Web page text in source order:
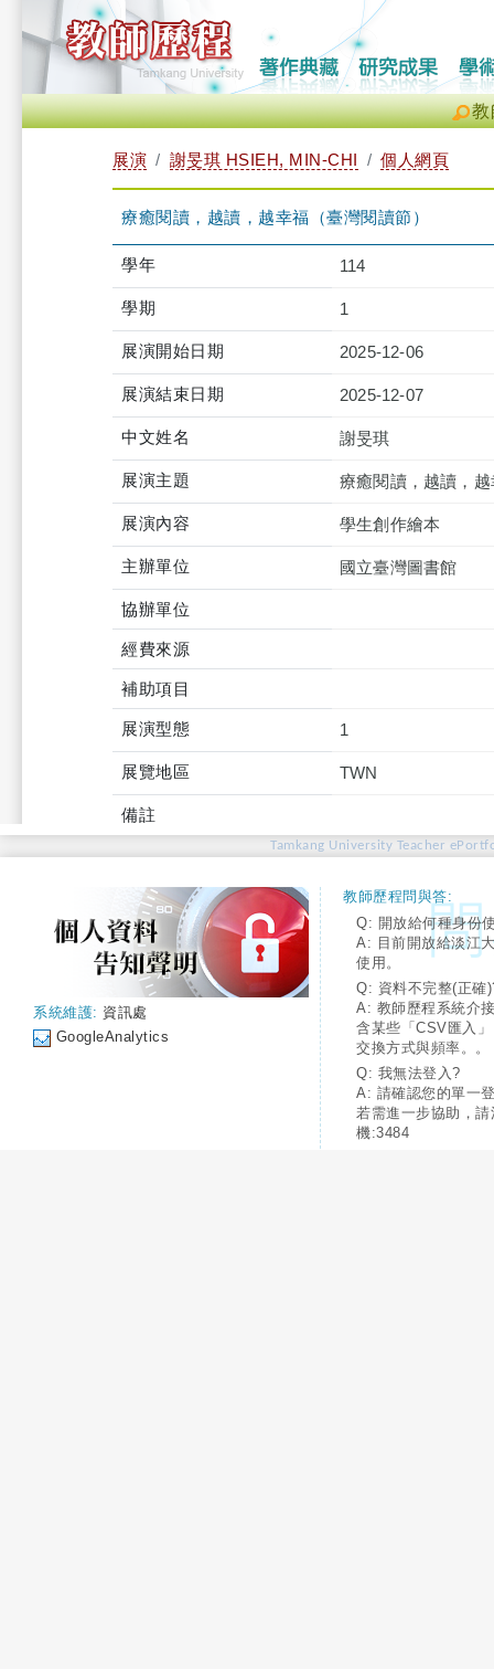
教
展演 謝旻琪 HSIEH, MIN-CHI 個人網頁
療癒閱讀，越讀，越幸福（臺灣閱讀節）
學年 114
學期 1
展演開始日期 2025-12-06
展演結束日期 2025-12-07
中文姓名 謝旻琪
展演主題 療癒閱讀，越讀，
展演內容 學生創作繪本
主辦單位 國立臺灣圖書館
協辦單位
經費來源
補助項目
展演型態 1
展覽地區 TWN
備註
Tamkang University Teacher
系統維護: 資訊處
GoogleAnalytics
教師歷程問與答:
Q: 開放給何種身份
A: 目前開放給淡江
使用。
Q: 資料不完整(正確
A: 教師歷程系統介
含某些「CSV匯入
交換方式與頻率。。
Q: 我無法登入?
A: 請確認您的單一
若需進一步協助，
機:3484